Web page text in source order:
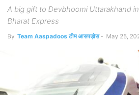
A big gift to Devbhoomi Uttarakhand
Bharat Express
By Team Aaspadoos टीम आसपड़ोस - May 25,